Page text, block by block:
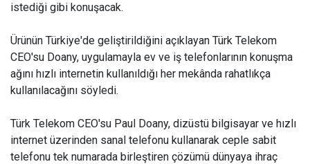
istediği gibi konuşacak.
Ürünün Türkiye'de geliştirildiğini açıklayan Türk Telekom
CEO'su Doany, uygulamayla ev ve iş telefonlarının konuşma
ağını hızlı internetin kullanıldığı her mekânda rahatlıkça
kullanılacağını söyledi.
Türk Telekom CEO'su Paul Doany, dizüstü bilgisayar ve hızlı
internet üzerinden sanal telefonu kullanarak ceple sabit
telefonu tek numarada birleştiren çözümü dünyaya ihraç